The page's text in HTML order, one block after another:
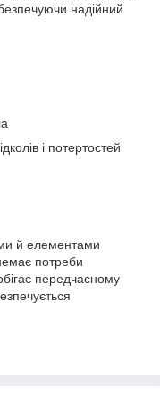
надійний
і потертостей
й елементами
потреби
передчасному